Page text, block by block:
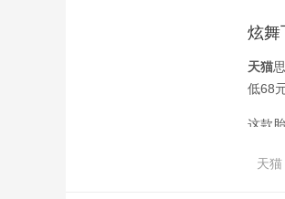
炫舞
天猫
低68
这款
慢漏
太阳
天猫